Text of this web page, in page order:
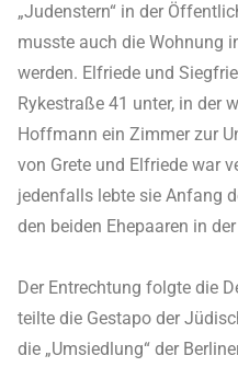
„Judenstern“ in der
musste auch die Wohnung
werden. Elfriede und
Rykestraße 41 unter, in der
Hoffmann ein Zimmer zur
von Grete und Elfriede war
jedenfalls lebte sie Anfang
den beiden Ehepaaren in
Der Entrechtung folgte die
teilte die Gestapo der
die „Umsiedlung“ der